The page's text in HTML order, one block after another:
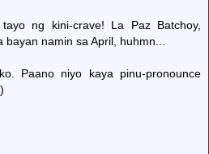
ng kini-crave! La Paz Batchoy,
namin sa April, huhmn...
Paano niyo kaya pinu-pronounce